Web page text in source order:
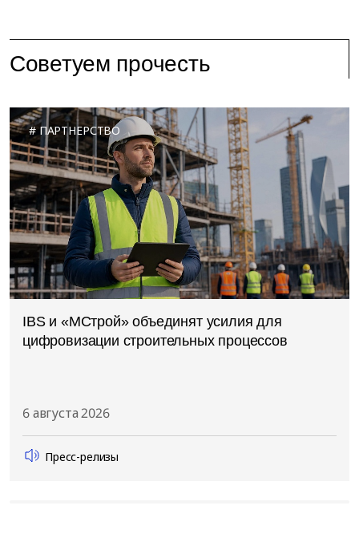
Советуем прочесть
ПАРТНЕРСТВО
IBS и «МСтрой» объединят усилия для
цифровизации строительных процессов
6 августа 2026
Пресс-релизы